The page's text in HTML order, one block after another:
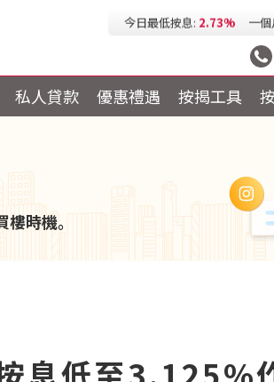
今日最低按息: 2.73% 一個
今日
私人貸款 優惠禮遇 按揭工具
時機。